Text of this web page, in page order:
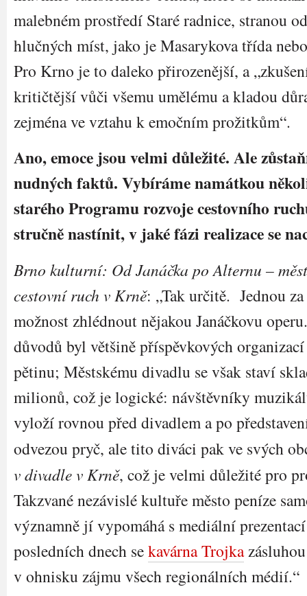
malebném prostředí Staré radnice, stranou
hlučných míst, jako je Masarykova třída
Pro Krno je to daleko přirozenější, a
kritičtější vůči všemu umělému a kladou
zejména ve vztahu k emočním prožitkům“.
Ano, emoce jsou velmi důležité. Ale
nudných faktů. Vybíráme namátkou
starého Programu rozvoje cestovního
stručně nastínit, v jaké fázi realizace se
Brno kulturní: Od Janáčka po Alternu –
cestovní ruch v Krně: „Tak určitě. Jednou
možnost zhlédnout nějakou Janáčkovu
důvodů byl většině příspěvkových
pětinu; Městskému divadlu se však staví
milionů, což je logické: návštěvníky
vyloží rovnou před divadlem a po
odvezou pryč, ale tito diváci pak ve svých
v divadle v Krně, což je velmi důležité pro
Takzvané nezávislé kultuře město peníze
významně jí vypomáhá s mediální
posledních dnech sekavárna Trojka
v ohnisku zájmu všech regionálních médií.“